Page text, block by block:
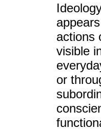
actions
visible
or